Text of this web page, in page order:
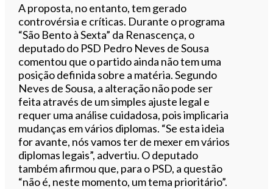
A proposta, no entanto, tem gerado
controvérsia e críticas. Durante o programa
“São Bento à Sexta” da Renascença, o
deputado do PSD Pedro Neves de Sousa
comentou que o partido ainda não tem uma
posição definida sobre a matéria. Segundo
Neves de Sousa, a alteração não pode ser
feita através de um simples ajuste legal e
requer uma análise cuidadosa, pois implicaria
mudanças em vários diplomas. “Se esta ideia
for avante, nós vamos ter de mexer em vários
diplomas legais”, advertiu. O deputado
também afirmou que, para o PSD, a questão
“não é, neste momento, um tema prioritário”.